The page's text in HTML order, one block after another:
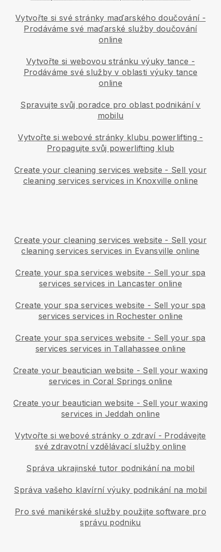
Vytvořte si své stránky maďarského doučování-
Prodáváme své maďarské služby doučování
online
Vytvořte si webovou stránku výuky tance -
Prodáváme své služby v oblasti výuky tance
online
Spravujte svůj poradce pro oblast podnikání v
mobilu
Vytvořte si webové stránky klubu powerlifting -
Propagujte svůj powerlifting klub
Create your cleaning services website - Sell your
cleaning services services in Knoxville online
Create your cleaning services website - Sell your
cleaning services services in Evansville online
Create your spa services website - Sell your spa
services services in Lancaster online
Create your spa services website - Sell your spa
services services in Rochester online
Create your spa services website - Sell your spa
services services in Tallahassee online
Create your beautician website - Sell your waxing
services in Coral Springs online
Create your beautician website - Sell your waxing
services in Jeddah online
Vytvořte si webové stránky o zdraví- Prodávejte
své zdravotní vzdělávací služby online
Správa ukrajinské tutor podnikání na mobil
Správa vašeho klavírní výuky podnikání na mobil
Pro své manikérské služby použijte software pro
správu podniku